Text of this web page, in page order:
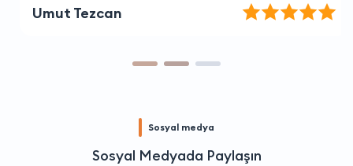
Umut Tezcan
Sosyal medya
Sosyal Medyada Paylaşın